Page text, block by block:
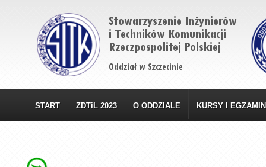
START ZDTiL 2023 O ODDZIALE KURSY I